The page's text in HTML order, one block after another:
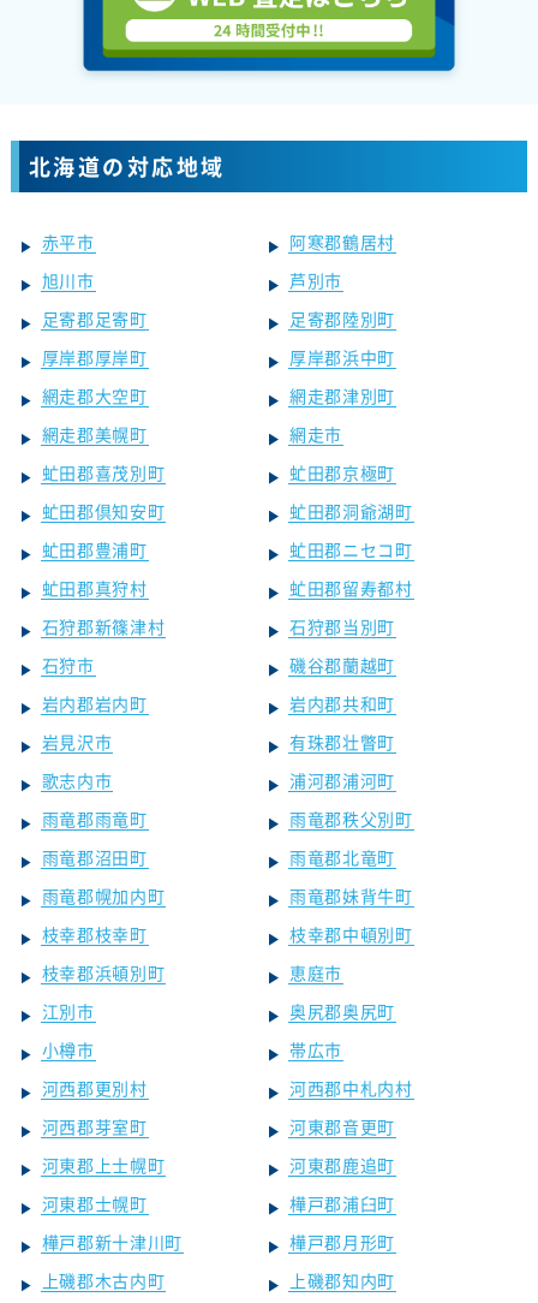
北海道の対応地域
赤平市
阿寒郡鶴居村
旭川市
芦別市
足寄郡足寄町
足寄郡陸別町
厚岸郡厚岸町
厚岸郡浜中町
網走郡大空町
網走郡津別町
網走郡美幌町
網走市
虻田郡喜茂別町
虻田郡京極町
虻田郡倶知安町
虻田郡洞爺湖町
虻田郡豊浦町
虻田郡ニセコ町
虻田郡真狩村
虻田郡留寿都村
石狩郡新篠津村
石狩郡当別町
石狩市
磯谷郡蘭越町
岩内郡岩内町
岩内郡共和町
岩見沢市
有珠郡壮瞥町
歌志内市
浦河郡浦河町
雨竜郡雨竜町
雨竜郡秩父別町
雨竜郡沼田町
雨竜郡北竜町
雨竜郡幌加内町
雨竜郡妹背牛町
枝幸郡枝幸町
枝幸郡中頓別町
枝幸郡浜頓別町
恵庭市
江別市
奥尻郡奥尻町
小樽市
帯広市
河西郡更別村
河西郡中札内村
河西郡芽室町
河東郡音更町
河東郡上士幌町
河東郡鹿追町
河東郡士幌町
樺戸郡浦臼町
樺戸郡新十津川町
樺戸郡月形町
上磯郡木古内町
上磯郡知内町